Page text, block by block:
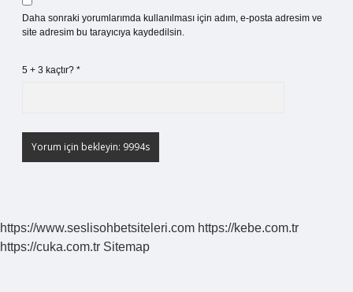
Daha sonraki yorumlarımda kullanılması için adım, e-posta adresim ve
site adresim bu tarayıcıya kaydedilsin.
5 + 3 kaçtır? *
https://www.seslisohbetsiteleri.com https://kebe.com.tr
https://cuka.com.tr Sitemap